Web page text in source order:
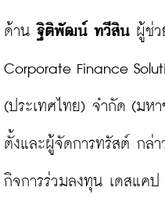
ด้าน ฐิติพัฒน์ ทวีสิน ผู้ช่ว
Corporate Finance
(ประเทศไทย) จำกัด (มหา
ตั้งและผู้จัดการทรัสต์ กล่
กิจการร่วมลงทุน เดสแคป